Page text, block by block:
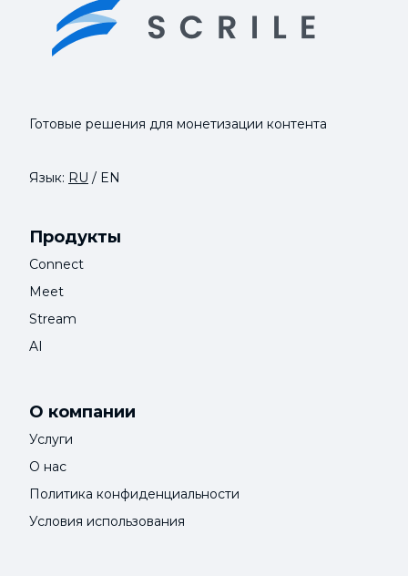
Готовые решения для монетизации контента
Язык: RU / EN
Продукты
Connect
Meet
Stream
AI
О компании
Услуги
О нас
Политика конфиденциальности
Условия использования